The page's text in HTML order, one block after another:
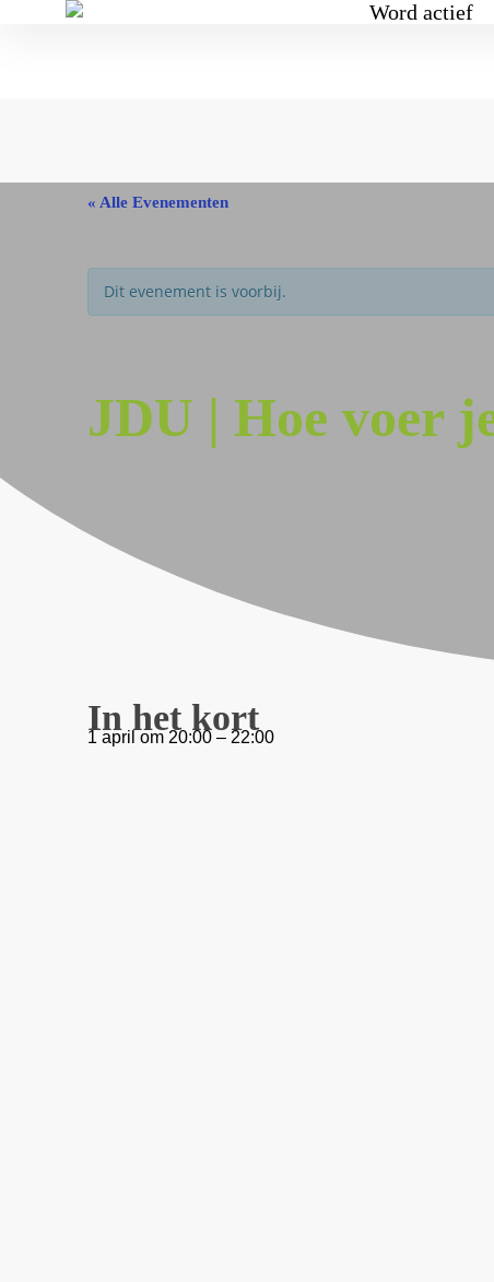
Word actief
« Alle Evenementen
Dit evenement is voorbij.
JDU | Hoe voer
In het kort
1 april om 20:00 – 22:00